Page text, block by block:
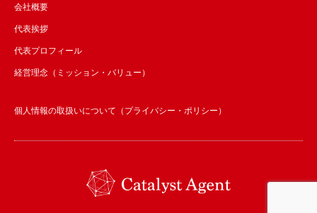
会社概要
代表挨拶
代表プロフィール
経営理念（ミッション・バリュー）
個人情報の取扱いについて（プライバシー・ポリシー）